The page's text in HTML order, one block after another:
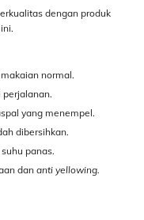
dengan produk
normal.
perjalanan.
yang menempel.
dibersihkan.
panas.
dan anti yellowing.